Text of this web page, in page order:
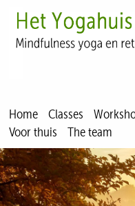
Home Classes
Voor thuis
The team